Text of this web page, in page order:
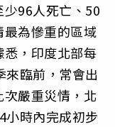
96人死亡、50
為慘重的區域
，印度北部每
來臨前，常會出
嚴重災情，北
小時內完成初步